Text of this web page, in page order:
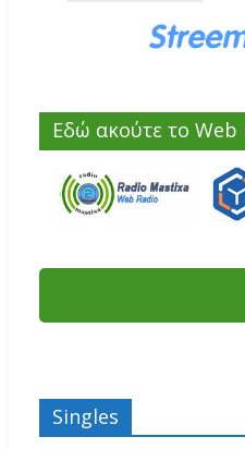
Εδώ ακούτε το Web
Singles